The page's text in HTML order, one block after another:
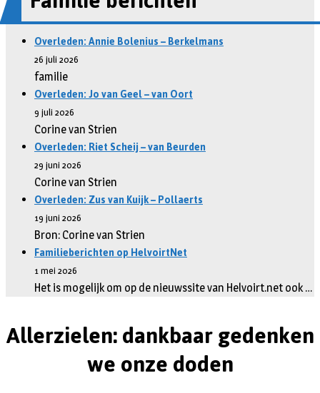
Overleden: Annie Bolenius – Berkelmans
26 juli 2026
familie
Overleden: Jo van Geel – van Oort
9 juli 2026
Corine van Strien
Overleden: Riet Scheij – van Beurden
29 juni 2026
Corine van Strien
Overleden: Zus van Kuijk – Pollaerts
19 juni 2026
Bron: Corine van Strien
Familieberichten op HelvoirtNet
1 mei 2026
Het is mogelijk om op de nieuwssite van Helvoirt.net ook …
Allerzielen: dankbaar gedenken
we onze doden